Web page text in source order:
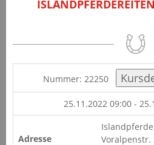
Nummer: 22250
25.11.2022 09:00 -
Adresse
Voralpenstr.